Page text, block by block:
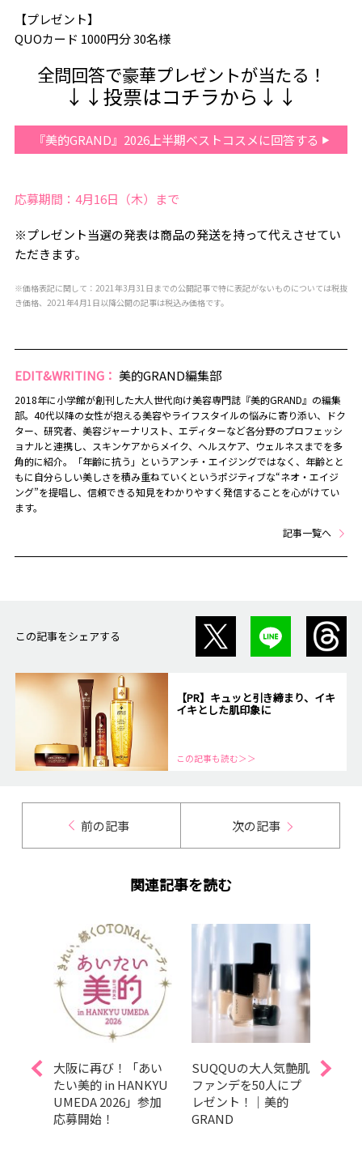
【プレゼント】
QUOカード 1000円分 30名様
全問回答で豪華プレゼントが当たる！
↓↓投票はコチラから↓↓
『美的GRAND』2026上半期ベストコスメに回答する
応募期間：4月16日（木）まで
※プレゼント当選の発表は商品の発送を持って代えさせてい
ただきます。
※価格表記に関して：2021年3月31日までの公開記事で特に表記がないものについては税抜
き価格、2021年4月1日以降公開の記事は税込み価格です。
EDIT&WRITING： 美的GRAND編集部
2018年に小学館が創刊した大人世代向け美容専門誌『美的GRAND』の編集
部。40代以降の女性が抱える美容やライフスタイルの悩みに寄り添い、ドク
ター、研究者、美容ジャーナリスト、エディターなど各分野のプロフェッシ
ョナルと連携し、スキンケアからメイク、ヘルスケア、ウェルネスまでを多
角的に紹介。「年齢に抗う」というアンチ・エイジングではなく、年齢とと
もに自分らしい美しさを積み重ねていくというポジティブな“ネオ・エイジ
ング”を提唱し、信頼できる知見をわかりやすく発信することを心がけてい
ます。
記事一覧へ
この記事をシェアする
【PR】キュッと引き締まり、イキ
イキとした肌印象に
この記事も読む＞＞
前の記事 次の記事
関連記事を読む
大阪に再び！「あい
たい美的 in HANKYU
UMEDA 2026」参加
応募開始！
SUQQUの大人気艶肌
ファンデを50人にプ
レゼント！｜美的
GRAND
【募